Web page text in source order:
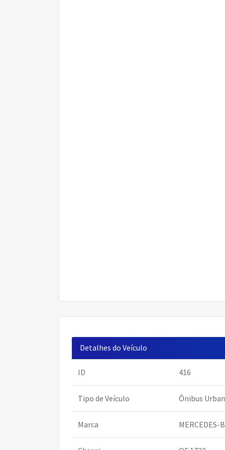
Detalhes do Veículo
ID 416
Tipo de Veículo Ônibus
Marca MERCEDES-